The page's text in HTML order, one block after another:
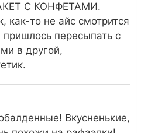
С КОНФЕТАМИ.
как-то не айс смотрится
пересыпать с
в другой,
Вкусненькие,